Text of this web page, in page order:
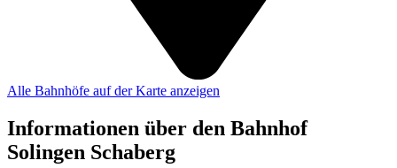
Alle Bahnhöfe auf der Karte anzeigen
Informationen über den Bahnhof
Solingen Schaberg